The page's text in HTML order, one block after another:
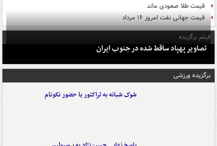
قیمت طلا صعودی ماند
قیمت جهانی نفت امروز ۱۶ مرداد
فیلم برگزیده
تصاویر پهپاد ساقط شده در جنوب ایران
برگزیده ورزشی
شوک شبانه به تراکتور با حضور نکونام